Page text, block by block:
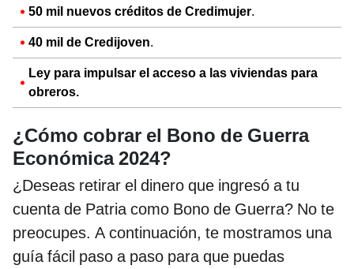
50 mil nuevos créditos de Credimujer.
40 mil de Credijoven.
Ley para impulsar el acceso a las viviendas para
obreros.
¿Cómo cobrar el Bono de Guerra
Económica 2024?
¿Deseas retirar el dinero que ingresó a tu
cuenta de Patria como Bono de Guerra? No te
preocupes. A continuación, te mostramos una
guía fácil paso a paso para que puedas